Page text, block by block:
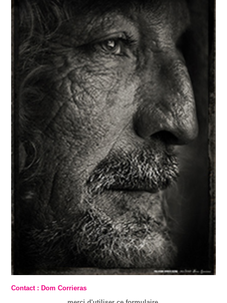
Contact : Dom Corrieras